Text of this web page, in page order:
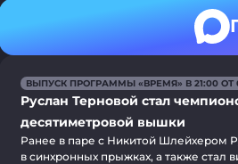
ВЫПУСК ПРОГРАММЫ «ВРЕМЯ» В 21:00 ОТ
Руслан Терновой стал
десятиметровой вышки
Ранее в паре с Никитой Шлейхером
в синхронных прыжках, а также